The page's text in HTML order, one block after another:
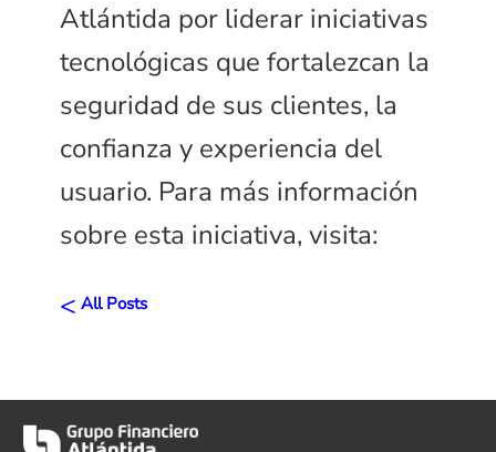
Atlántida por liderar iniciativas
tecnológicas que fortalezcan la
seguridad de sus clientes, la
confianza y experiencia del
usuario. Para más información
sobre esta iniciativa, visita:
< All Posts